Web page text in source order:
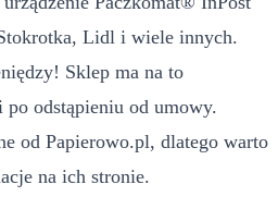
Lidl i wiele innych.
Sklep ma na to
po odstąpieniu od umowy.
od Papierowo.pl, dlatego warto
na ich stronie.